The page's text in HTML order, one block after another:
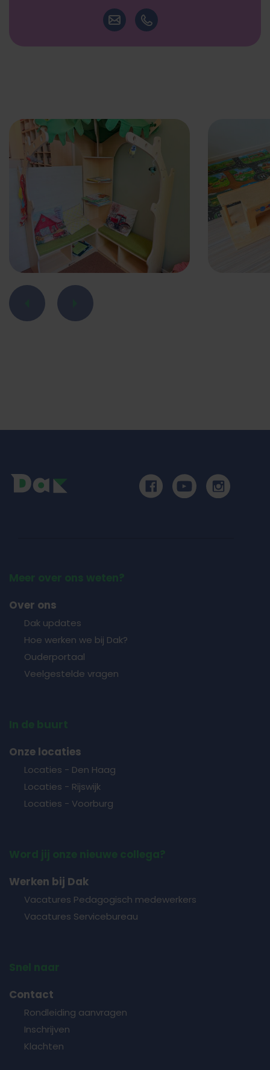
Meer over ons weten?
Over ons
Dak updates
Hoe werken we bij Dak?
Ouderportaal
Veelgestelde vragen
In de buurt
Onze locaties
Locaties - Den Haag
Locaties - Rijswijk
Locaties - Voorburg
Word jij onze nieuwe collega?
Werken bij Dak
Vacatures Pedagogisch medewerkers
Vacatures Servicebureau
Snel naar
Contact
Rondleiding aanvragen
Inschrijven
Klachten